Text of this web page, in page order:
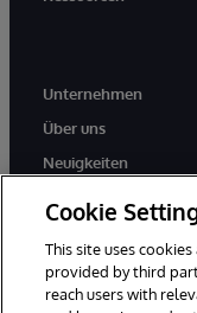
Unternehmen
Über uns
Neuigkeiten
Cookie
This site uses
provided by third
reach users with